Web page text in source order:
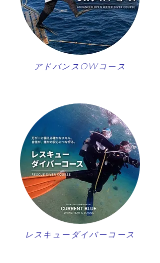
アドバンスOWコース
レスキューダイバーコース